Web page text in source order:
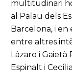
multitudinari
al Palau dels
Barcelona, i en
entre altres
Lázaro i Gaietà
Espinalt i